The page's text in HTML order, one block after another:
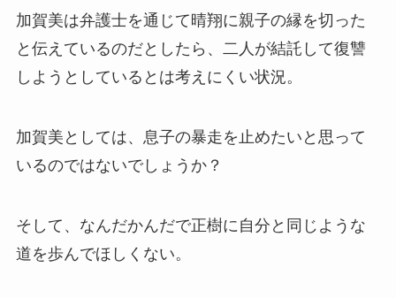
加賀美は弁護士を通じて晴翔に親子の縁を切った
と伝えているのだとしたら、二人が結託して復讐
しようとしているとは考えにくい状況。
加賀美としては、息子の暴走を止めたいと思って
いるのではないでしょうか？
そして、なんだかんだで正樹に自分と同じような
道を歩んでほしくない。